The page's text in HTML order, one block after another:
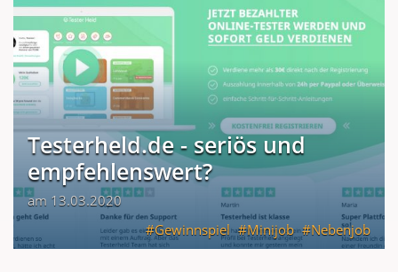
Testerheld.de - seriös und
empfehlenswert?
am 13.03.2020
Gewinnspiel
Minijob Nebenjob